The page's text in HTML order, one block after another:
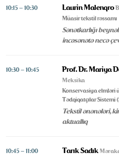
10:15 – 10:30 Laurin Malenqro
Müasir tekstil rəssamı
Sənətkarlığı
incəsənətə necə
10:30 – 10:45 Prof. Dr. Mariya
Meksika
Konservasiya elmləri
Tədqiqatçılar Sistemi
Tekstil ənənələri,
aktuallıq
10:45 – 11:00 Tarık Sadık